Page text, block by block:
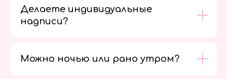
Делаете индивидуальные
надписи?
Можно ночью или рано утром?